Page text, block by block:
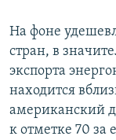
На фоне
стран, в
экспорта
находится
американский
к отметке 70 за